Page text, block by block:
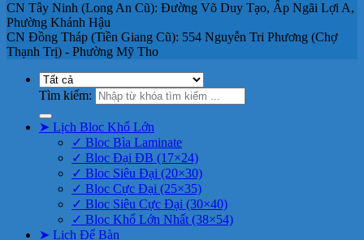
CN Tây Ninh (Long An Cũ): Đường Võ Duy Tạo, Ấp Ngãi Lợi A,
Phường Khánh Hậu
CN Đồng Tháp (Tiền Giang Cũ): 554 Nguyễn Tri Phương (Chợ
Thạnh Trị) - Phường Mỹ Tho
Tìm kiếm:
➤ Lịch Bloc Khổ Lớn
✓ Bloc Bìa Laminate
✓ Bloc Đại ĐB (17×24)
✓ Bloc Siêu Đại (20×30)
✓ Bloc Cực Đại (25×35)
✓ Bloc Siêu Cực Đại (30×40)
✓ Bloc Khổ Lớn Nhất (38×54)
➤ Lịch Để Bàn